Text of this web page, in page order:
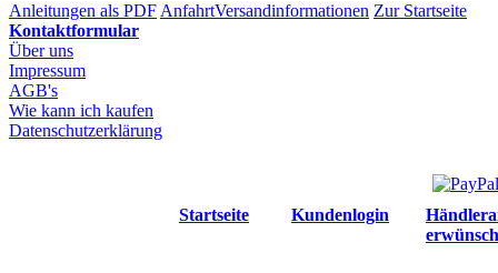
Anleitungen als PDF AnfahrtVersandinformationen Zur Startseite
Kontaktformular
Über uns
Impressum
AGB's
Wie kann ich kaufen
Datenschutzerklärung
Startseite Kundenlogin